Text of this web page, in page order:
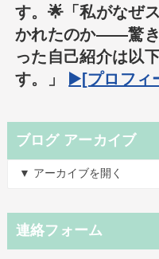
す。🌟「私がなぜ
かれたのか――驚き
った自己紹介は以
す。」
▶️[プロフィ
ブログ アーカイブ
▼ アーカイブを開く
連絡フォーム